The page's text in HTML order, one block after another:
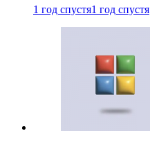
1 год спустя1 год спустя